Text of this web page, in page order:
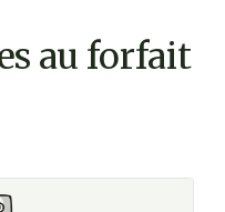
au forfait